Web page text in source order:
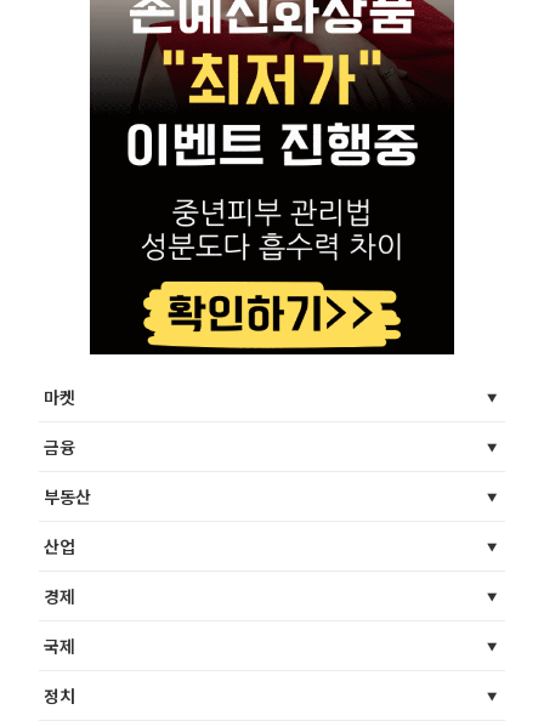
마켓
금융
부동산
산업
경제
국제
정치